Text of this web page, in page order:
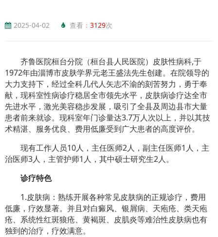
2025-04-02 查看： 3129次
齐鲁医院桓台分院（桓台县人民医院）皮肤性病科,于
1972年由淄博市皮肤学界元老王盛法先生创建。在院领导的
大力支持下，经过全科几代人矢志不渝的刻苦努力，勇于奉
献，现科室性病诊疗稳居全市领先水平，皮肤病诊疗达全市
先进水平，激光美容稳步发展，吸引了全县及周边县市大量
患者前来就诊。现科室年门诊量达3.7万人次以上，并以其技
术精湛、服务优良、费用低廉受到广大患者的高度评价。
现有工作人员10人，主任医师2人，副主任医师1人，主
治医师3人，主管护师1人，其中硕士研究生2人。
诊疗特色
1.皮肤病：熟练开展各种常见皮肤病的正规诊疗，费用
低廉，疗效显著。并且对白癜风、银屑病、天疱疮、类天疱
疮、系统性红斑狼疮、黄褐斑、皮肌炎等难治性皮肤病也有
独到的治疗，疗效满意。